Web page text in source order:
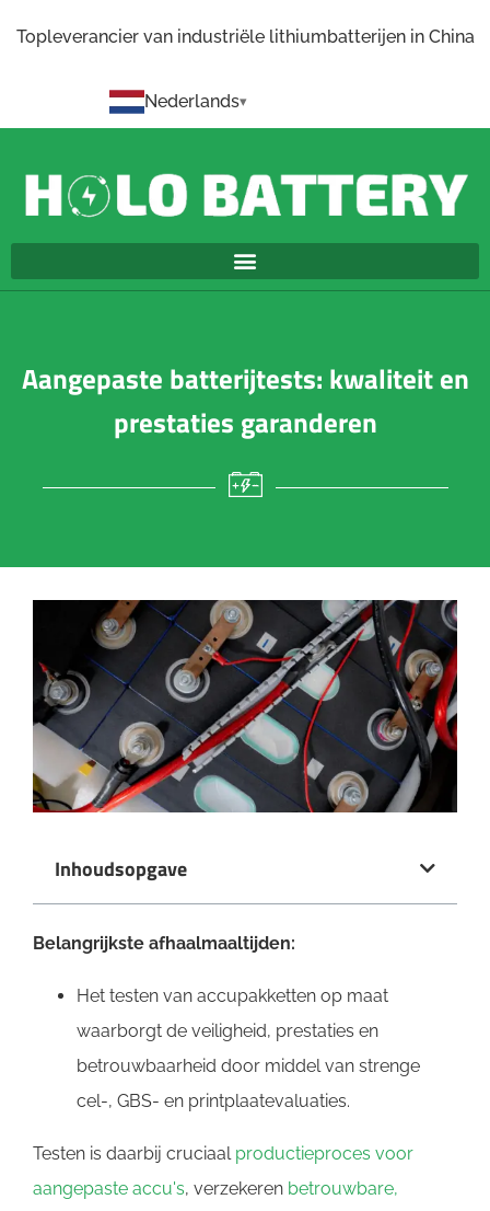
Topleverancier van industriële lithiumbatterijen in China
Nederlands
Aangepaste batterijtests: kwaliteit en
prestaties garanderen
Inhoudsopgave
Belangrijkste afhaalmaaltijden:
Het testen van accupakketten op maat
waarborgt de veiligheid, prestaties en
betrouwbaarheid door middel van strenge
cel-, GBS- en printplaatevaluaties.
Testen is daarbij cruciaal productieproces voor
aangepaste accu's, verzekeren betrouwbare,